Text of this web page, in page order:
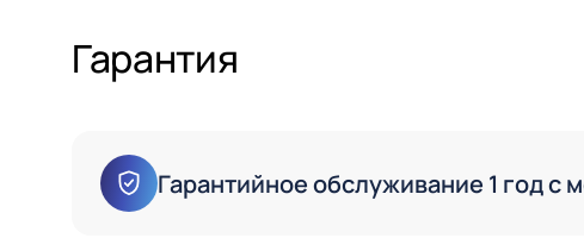
Гарантия
Гарантийное обслуживание 1 год с